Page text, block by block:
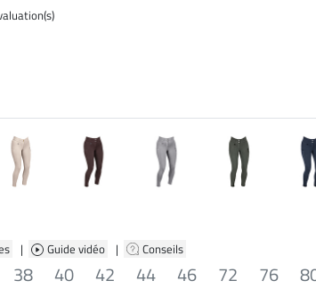
| Guide vidéo | Conseils
38 40 42 44 46 72 76